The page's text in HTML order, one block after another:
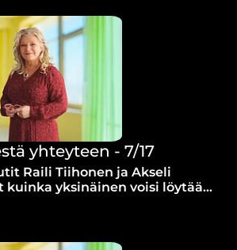
yhteyteen - 7/17
Raili Tiihonen ja Akseli
kuinka yksinäinen voisi löytää
toisiin ihmisiin ja